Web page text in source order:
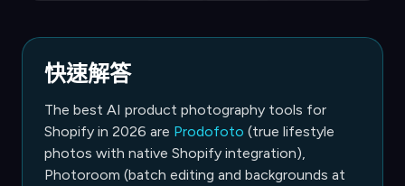
快速解答
The best AI product photography tools for
Shopify in 2026 are Prodofoto (true lifestyle
photos with native Shopify integration),
Photoroom (batch editing and backgrounds at